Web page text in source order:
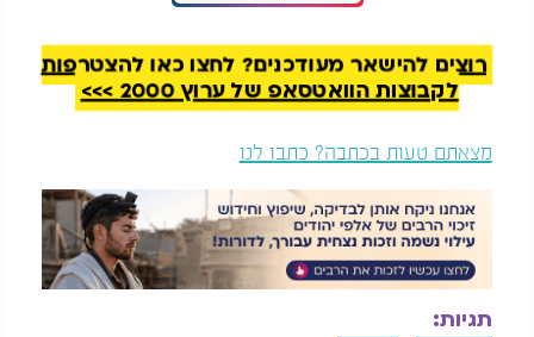
שימי וייס - "מקבל על עצמי"
רוצים להישאר מעודכנים? לחצו כאן להצטרפות
לקבוצות הוואטסאפ של ערוץ 2000 >>>
מצאתם טעות בכתבה? כתבו לנו
תגיות: